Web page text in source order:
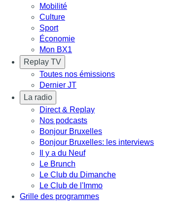
Mobilité
Culture
Sport
Économie
Mon BX1
Replay TV
Toutes nos émissions
Dernier JT
La radio
Direct & Replay
Nos podcasts
Bonjour Bruxelles
Bonjour Bruxelles: les interviews
Il y a du Neuf
Le Brunch
Le Club du Dimanche
Le Club de l'Immo
Grille des programmes